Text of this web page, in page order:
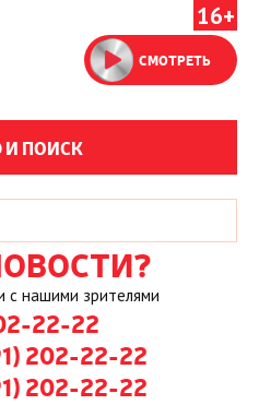
16+
СМОТРЕТЬ
ПОИСК
с нашими зрителями
22-22
202-22-22
202-22-22